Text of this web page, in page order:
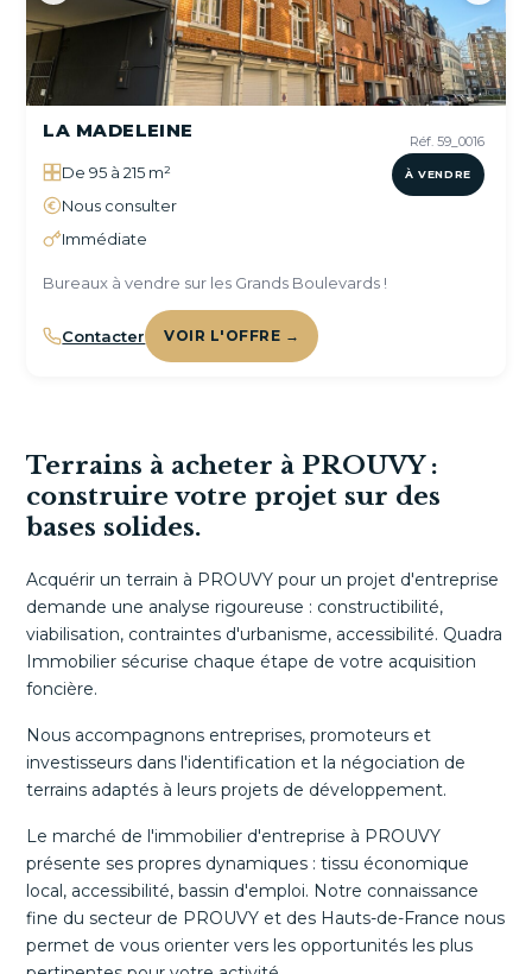
Réf. 59_0016
À VENDRE
LA MADELEINE
De 95 à 215 m²
Nous consulter
Immédiate
Bureaux à vendre sur les Grands Boulevards !
Contacter VOIR L'OFFRE →
Terrains à acheter à PROUVY :
construire votre projet sur des
bases solides.
Acquérir un terrain à PROUVY pour un projet d'entreprise
demande une analyse rigoureuse : constructibilité,
viabilisation, contraintes d'urbanisme, accessibilité. Quadra
Immobilier sécurise chaque étape de votre acquisition
foncière.
Nous accompagnons entreprises, promoteurs et
investisseurs dans l'identification et la négociation de
terrains adaptés à leurs projets de développement.
Le marché de l'immobilier d'entreprise à PROUVY
présente ses propres dynamiques : tissu économique
local, accessibilité, bassin d'emploi. Notre connaissance
fine du secteur de PROUVY et des Hauts-de-France nous
permet de vous orienter vers les opportunités les plus